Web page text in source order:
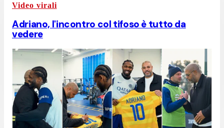
Video virali
Adriano, l'incontro col tifoso è tutto da
vedere